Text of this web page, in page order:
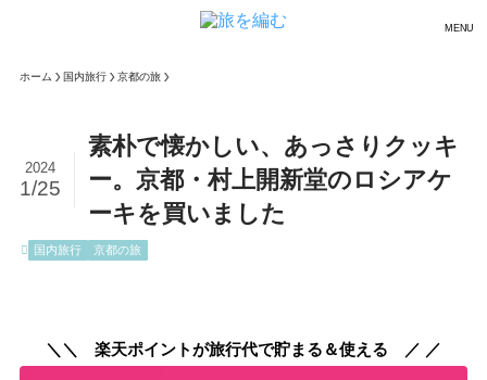
MENU
ホーム 国内旅行 京都の旅
素朴で懐かしい、あっさりクッキ
ー。京都・村上開新堂のロシアケ
ーキを買いました
2024
1/25
国内旅行 京都の旅
＼＼ 楽天ポイントが旅行代で貯まる＆使える ／ ／